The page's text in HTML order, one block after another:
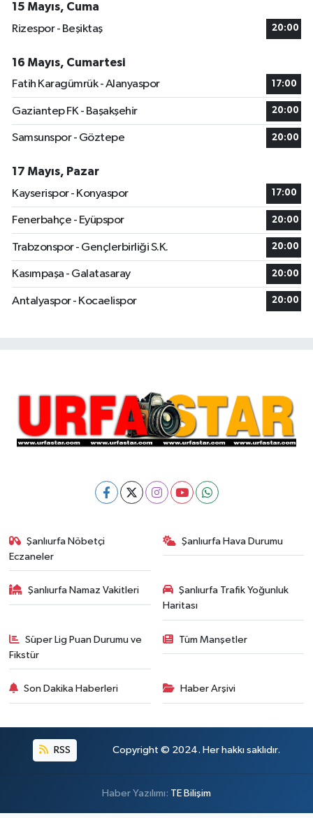
15 Mayıs, Cuma
Rizespor - Beşiktaş
20:00
16 Mayıs, Cumartesi
Fatih Karagümrük - Alanyaspor
17:00
Gaziantep FK - Başakşehir 20:00
Samsunspor - Göztepe 20:00
17 Mayıs, Pazar
Kayserispor - Konyaspor
17:00
Fenerbahçe - Eyüpspor 20:00
Trabzonspor - Gençlerbirliği S.K. 20:00
Kasımpaşa - Galatasaray 20:00
Antalyaspor - Kocaelispor 20:00
Şanlıurfa Nöbetçi
Eczaneler
Şanlıurfa Hava Durumu
Şanlıurfa Namaz Vakitleri
Şanlıurfa Trafik Yoğunluk
Haritası
Süper Lig Puan Durumu ve
Fikstür
Tüm Manşetler
Son Dakika Haberleri Haber Arşivi
RSS Copyright © 2024. Her hakkı saklıdır.
Haber Yazılımı: TE Bilişim